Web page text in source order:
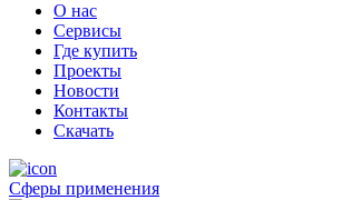
О нас
Сервисы
Где купить
Проекты
Новости
Контакты
Скачать
Сферы применения